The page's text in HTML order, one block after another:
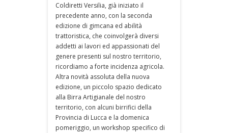
Coldiretti Versilia, già iniziato il
precedente anno, con la seconda
edizione di gimcana ed abilità
trattoristica, che coinvolgerà diversi
addetti ai lavori ed appassionati del
genere presenti sul nostro territorio,
ricordiamo a forte incidenza agricola.
Altra novità assoluta della nuova
edizione, un piccolo spazio dedicato
alla Birra Artigianale del nostro
territorio, con alcuni birrifici della
Provincia di Lucca e la domenica
pomeriggio, un workshop specifico di